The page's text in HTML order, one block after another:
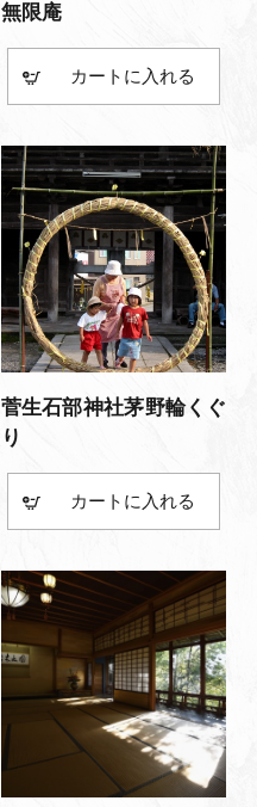
無限庵
カート
菅生石部神社茅野輪くぐ
り
カート